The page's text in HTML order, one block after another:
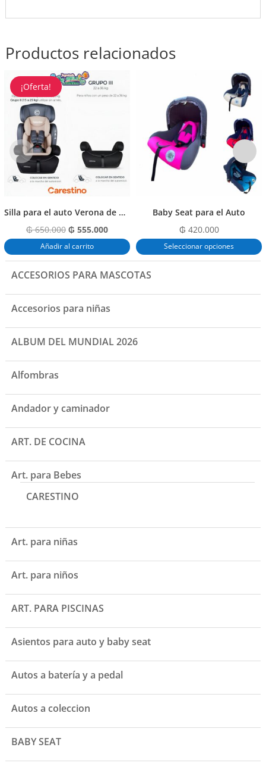
Productos relacionados
¡Oferta!
Silla para el auto Verona de Carestino
₲650.000 El
precio
original
era:
₲ 555.000El
precio
actual
es:
Añadir al carrito
Baby Seat para el Auto
₲ 420.000
Seleccionar opciones
Este
producto
Las
opciones
en
página
ACCESORIOS PARA MASCOTAS
Accesorios para niñas
ALBUM DEL MUNDIAL 2026
Alfombras
Andador y caminador
ART. DE COCINA
Art. para Bebes
CARESTINO
Art. para niñas
Art. para niños
ART. PARA PISCINAS
Asientos para auto y baby seat
Autos a batería y a pedal
Autos a coleccion
BABY SEAT